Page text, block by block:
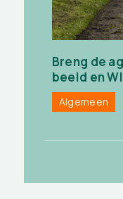
Breng de
beeld en
Algemeen